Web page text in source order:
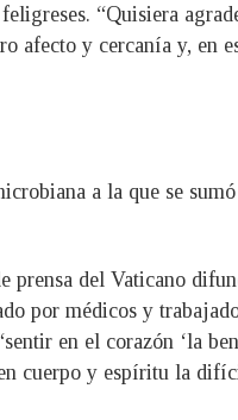
“Quisiera
afecto y cercanía y, en
a la que se
prensa del Vaticano
por médicos y
en el corazón ‘la
cuerpo y espíritu la